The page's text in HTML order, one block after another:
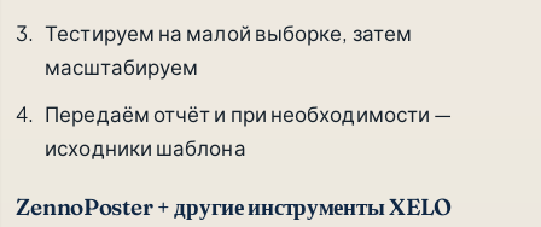
Тестируем на малой выборке, затем
масштабируем
Передаём отчёт и при необходимости —
исходники шаблона
ZennoPoster + другие инструменты XELO